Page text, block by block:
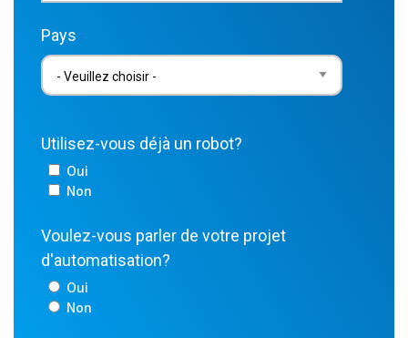
Pays
Utilisez-vous déjà un robot?
Oui
Non
Voulez-vous parler de votre projet
d'automatisation?
Oui
Non